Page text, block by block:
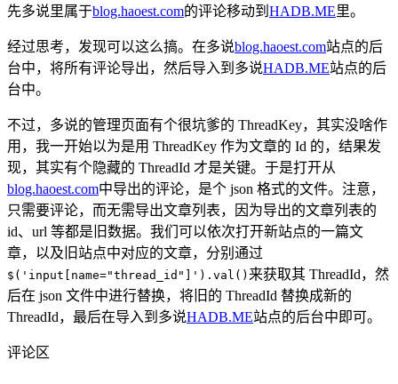
先多说里属于blog.haoest.com的评论移动到 HADB.ME里。
经过思考，发现可以这么搞。在多说blog.haoest.com站点的后
台中，将所有评论导出，然后导入到多说HADB.ME站点的后
台中。
不过，多说的管理页面有个很坑爹的 ThreadKey，其实没啥作
用，我一开始以为是用 ThreadKey 作为文章的 Id 的，结果发
现，其实有个隐藏的 ThreadId 才是关键。于是打开从
blog.haoest.com中导出的评论，是个 json 格式的文件。注意，
只需要评论，而无需导出文章列表，因为导出的文章列表的
id、url 等都是旧数据。我们可以依次打开新站点的一篇文
章，以及旧站点中对应的文章，分别通过
$('input[name="thread_id"]').val() 来获取其 ThreadId，然
后在 json 文件中进行替换，将旧的 ThreadId 替换成新的
ThreadId，最后在导入到多说HADB.ME站点的后台中即可。
评论区